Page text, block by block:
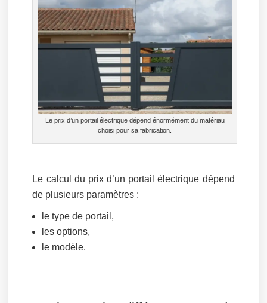
Le prix d’un portail électrique dépend énormément du matériau
choisi pour sa fabrication.
Le calcul du prix d’un portail électrique dépend
de plusieurs paramètres :
le type de portail,
les options,
le modèle.